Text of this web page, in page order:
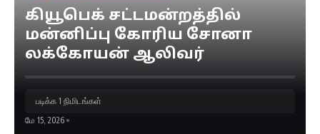
கியூபெக் சட்டமன்றத்தில்
மன்னிப்பு கோரிய சோனா
லக்கோயன் ஆலிவர்
மே 15, 2026
படிக்க 1 நிமிடங்கள்